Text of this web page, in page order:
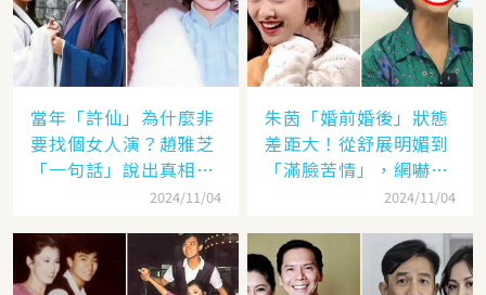
當年「許仙」為什麼非
要找個女人演？趙雅芝
「一句話」說出真相，
網友：葉童太厲害2024/11/04
朱茵「婚前婚後」狀態
差距大！從舒展明媚到
「滿臉苦情」，網嚇：
到底經歷了什麼眼里都
2024/11/04